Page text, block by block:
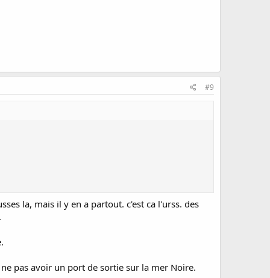
#9
la, mais il y en a partout. c'est ca l'urss. des
pas avoir un port de sortie sur la mer Noire.